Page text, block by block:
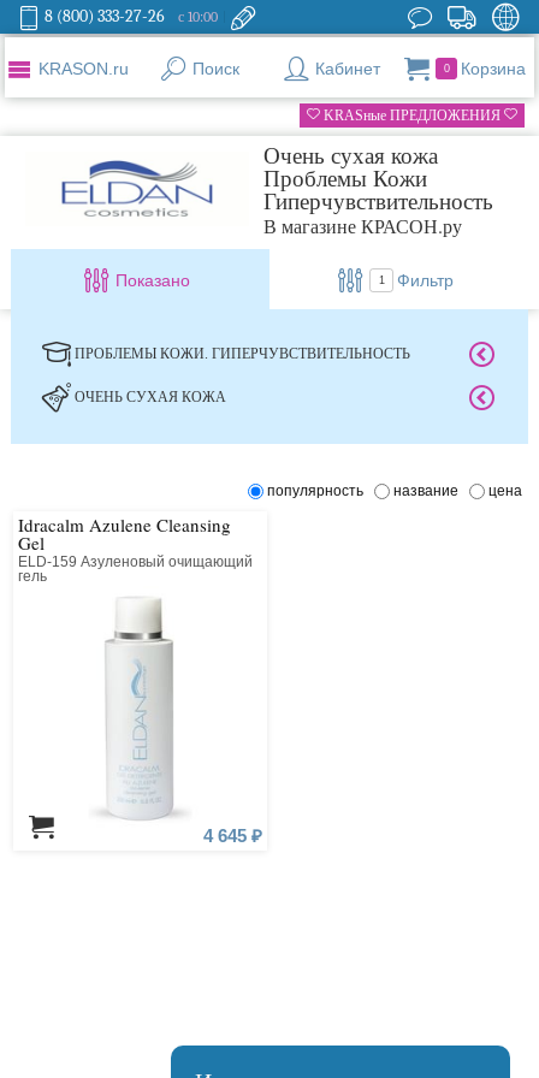
8 (800) 333-27-26 с 10:00
KRASON.ru Поиск Кабинет 0 Корзина
KRASные ПРЕДЛОЖЕНИЯ
Очень сухая кожа
Проблемы Кожи
Гиперчувствительность
В магазине КРАСОН.ру
Показано 1 Фильтр
ПРОБЛЕМЫ КОЖИ. ГИПЕРЧУВСТВИТЕЛЬНОСТЬ
ОЧЕНЬ СУХАЯ КОЖА
популярность название цена
Idracalm Azulene Cleansing
Gel
ELD-159 Азуленовый очищающий
гель
4 645 ₽